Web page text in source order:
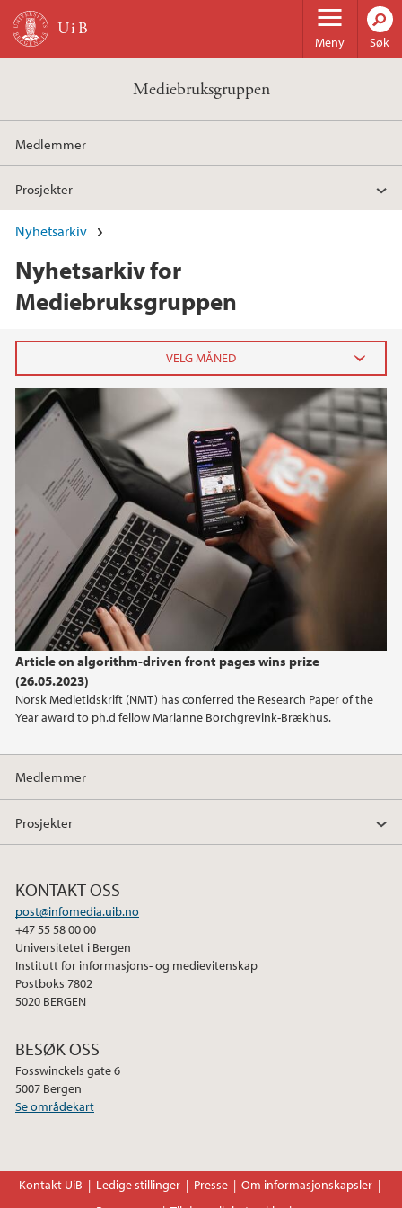
Hopp til hovedinnhold
Meny Søk
Mediebruksgruppen
Medlemmer
Prosjekter
Nyhetsarkiv
Nyhetsarkiv for
Mediebruksgruppen
Article on algorithm-driven front pages wins prize
(26.05.2023)
Norsk Medietidskrift (NMT) has conferred the Research Paper of the
Year award to ph.d fellow Marianne Borchgrevink-Brækhus.
februar (3)
2024
2023
2022
2021
2020
2019
Medlemmer
Prosjekter
KONTAKT OSS
post@infomedia.uib.no
+47 55 58 00 00
Universitetet i Bergen
Institutt for informasjons- og medievitenskap
Postboks 7802
5020 BERGEN
BESØK OSS
Fosswinckels gate 6
5007 Bergen
Se områdekart
Kontakt UiB Ledige stillinger Presse
Om informasjonskapsler